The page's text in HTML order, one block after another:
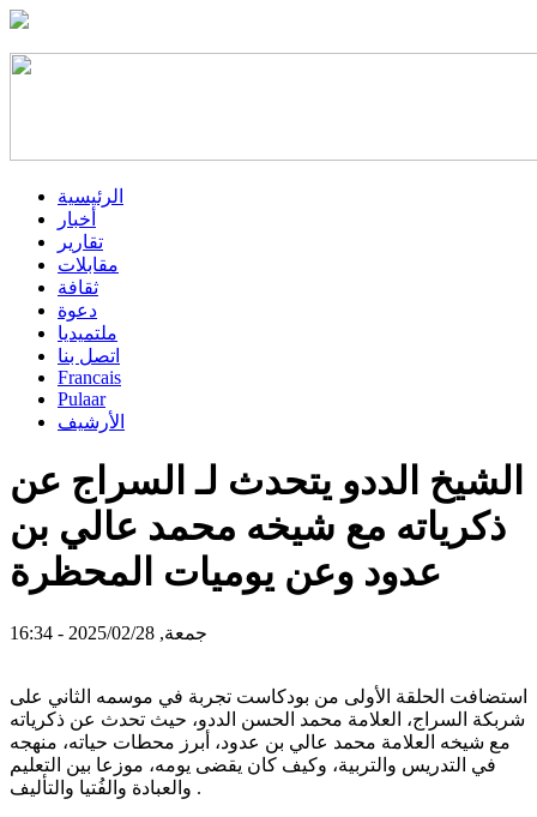
الرئيسية
أخبار
تقارير
مقابلات
ثقافة
دعوة
ملتميديا
اتصل بنا
Francais
Pulaar
الأرشيف
الشيخ الددو يتحدث لـ السراج عن
ذكرياته مع شيخه محمد عالي بن
عدود وعن يوميات المحظرة
جمعة, 2025/02/28 - 16:34
استضافت الحلقة الأولى من بودكاست تجربة في موسمه الثاني على
شربكة السراج، العلامة محمد الحسن الددو، حيث تحدث عن ذكرياته
مع شيخه العلامة محمد عالي بن عدود، أبرز محطات حياته، منهجه
في التدريس والتربية، وكيف كان يقضى يومه، موزعا بين التعليم
والعبادة والفُتيا والتأليف .